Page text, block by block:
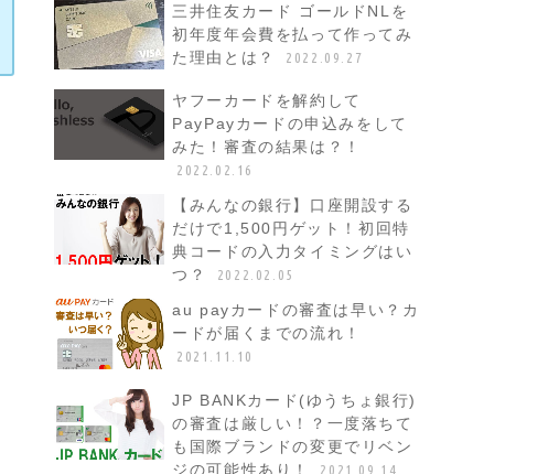
三井住友カード ゴールドNLを
初年度年会費を払って作ってみ
た理由とは？
2022.09.27
ヤフーカードを解約して
PayPayカードの申込みをして
みた！審査の結果は？！
2022.02.16
【みんなの銀行】口座開設する
だけで1,500円ゲット！初回特
典コードの入力タイミングはい
つ？
2022.02.05
au payカードの審査は早い？カ
ードが届くまでの流れ！
2021.11.10
JP BANKカード(ゆうちょ銀行)
の審査は厳しい！？一度落ちて
も国際ブランドの変更でリベン
ジの可能性あり！
2021.09.14